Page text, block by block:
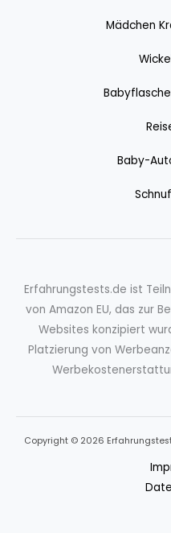
Mädchen
Baby-
Erfahrungstests.de ist
von Amazon EU, das zur
Websites konzipiert
Platzierung von
Copyright © 2026